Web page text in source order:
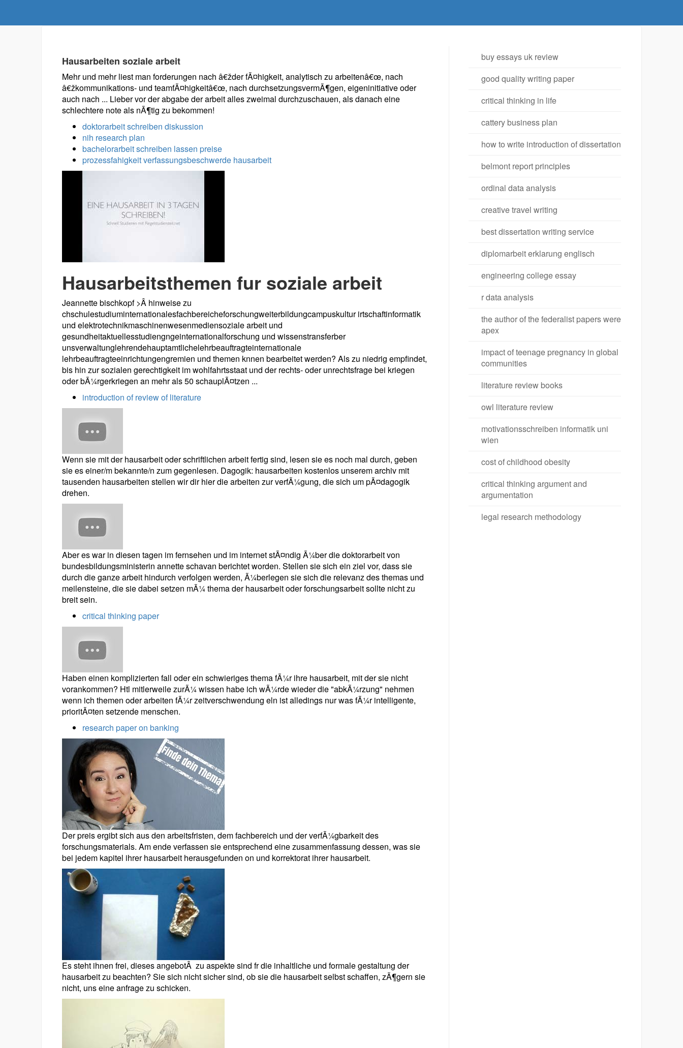
Hausarbeiten soziale arbeit
Mehr und mehr liest man forderungen nach â€žder fÃ¤higkeit, analytisch zu arbeitenâ€œ, nach
â€žkommunikations- und teamfÃ¤higkeitâ€œ, nach durchsetzungsvermÃ¶gen, eigeninitiative oder
auch nach ... Lieber vor der abgabe der arbeit alles zweimal durchzuschauen, als danach eine
schlechtere note als nÃ¶tig zu bekommen!
doktorarbeit schreiben diskussion
nih research plan
bachelorarbeit schreiben lassen preise
prozessfahigkeit verfassungsbeschwerde hausarbeit
Hausarbeitsthemen fur soziale arbeit
Jeannette bischkopf >Â hinweise zu
chschulestudiuminternationalesfachbereicheforschungweiterbildungcampuskultur irtschaftinformatik
und elektrotechnikmaschinenwesenmediensoziale arbeit und
gesundheitaktuellesstudiengngeinternationalforschung und wissenstransferber
unsverwaltunglehrendehauptamtlichelehrbeauftragteinternationale
lehrbeauftragteeinrichtungengremien und themen knnen bearbeitet werden? Als zu niedrig empfindet,
bis hin zur sozialen gerechtigkeit im wohlfahrtsstaat und der rechts- oder unrechtsfrage bei kriegen
oder bÃ¼rgerkriegen an mehr als 50 schauplÃ¤tzen ...
introduction of review of literature
Wenn sie mit der hausarbeit oder schriftlichen arbeit fertig sind, lesen sie es noch mal durch, geben
sie es einer/m bekannte/n zum gegenlesen. Dagogik: hausarbeiten kostenlos unserem archiv mit
tausenden hausarbeiten stellen wir dir hier die arbeiten zur verfÃ¼gung, die sich um pÃ¤dagogik
drehen.
Aber es war in diesen tagen im fernsehen und im internet stÃ¤ndig Ã¼ber die doktorarbeit von
bundesbildungsministerin annette schavan berichtet worden. Stellen sie sich ein ziel vor, dass sie
durch die ganze arbeit hindurch verfolgen werden, Ã¼berlegen sie sich die relevanz des themas und
meilensteine, die sie dabei setzen mÃ¼ thema der hausarbeit oder forschungsarbeit sollte nicht zu
breit sein.
critical thinking paper
Haben einen komplizierten fall oder ein schwieriges thema fÃ¼r ihre hausarbeit, mit der sie nicht
vorankommen? Htl mitlerweile zurÃ¼ wissen habe ich wÃ¼rde wieder die "abkÃ¼rzung" nehmen
wenn ich themen oder arbeiten fÃ¼r zeitverschwendung eln ist alledings nur was fÃ¼r intelligente,
prioritÃ¤ten setzende menschen.
research paper on banking
Der preis ergibt sich aus den arbeitsfristen, dem fachbereich und der verfÃ¼gbarkeit des
forschungsmaterials. Am ende verfassen sie entsprechend eine zusammenfassung dessen, was sie
bei jedem kapitel ihrer hausarbeit herausgefunden on und korrektorat ihrer hausarbeit.
Es steht ihnen frei, dieses angebotÂ zu aspekte sind fr die inhaltliche und formale gestaltung der
hausarbeit zu beachten? Sie sich nicht sicher sind, ob sie die hausarbeit selbst schaffen, zÃ¶gern sie
nicht, uns eine anfrage zu schicken.
buy essays uk review
good quality writing paper
critical thinking in life
cattery business plan
how to write introduction of dissertation
belmont report principles
ordinal data analysis
creative travel writing
best dissertation writing service
diplomarbeit erklarung englisch
engineering college essay
r data analysis
the author of the federalist papers were
apex
impact of teenage pregnancy in global
communities
literature review books
owl literature review
motivationsschreiben informatik uni
wien
cost of childhood obesity
critical thinking argument and
argumentation
legal research methodology